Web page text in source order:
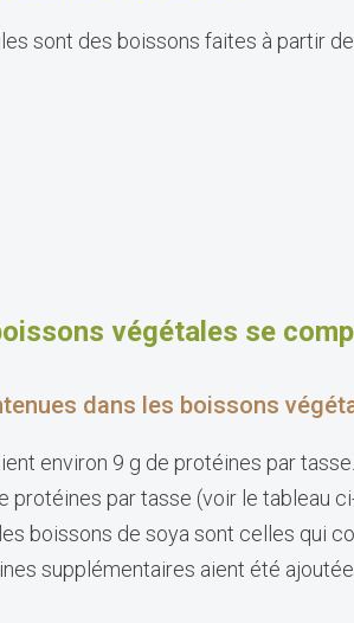
sont des boissons faites à partir
végétales se
dans les boissons
environ 9 g de protéines par
protéines par tasse (voir le tableau
boissons de soya sont celles qui
supplémentaires aient été